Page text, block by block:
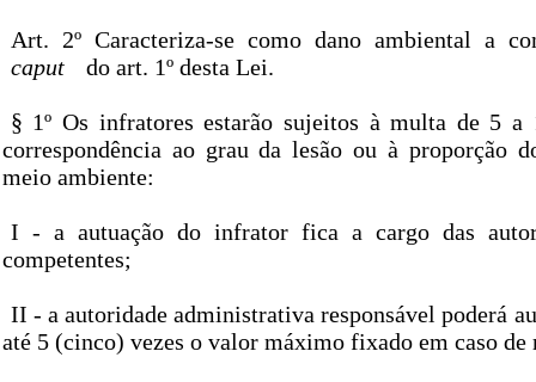
Art. 2º Caracteriza-se como dano ambiental a
caput
do art. 1º desta Lei.
§ 1º Os infratores estarão sujeitos à multa de 5 a
correspondência ao grau da lesão ou à proporção
meio ambiente:
I - a autuação do infrator fica a cargo das
competentes;
II - a autoridade administrativa responsável poderá
até 5 (cinco) vezes o valor máximo fixado em caso